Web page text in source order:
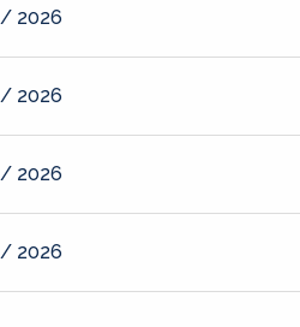
2026
2026
2026
2026